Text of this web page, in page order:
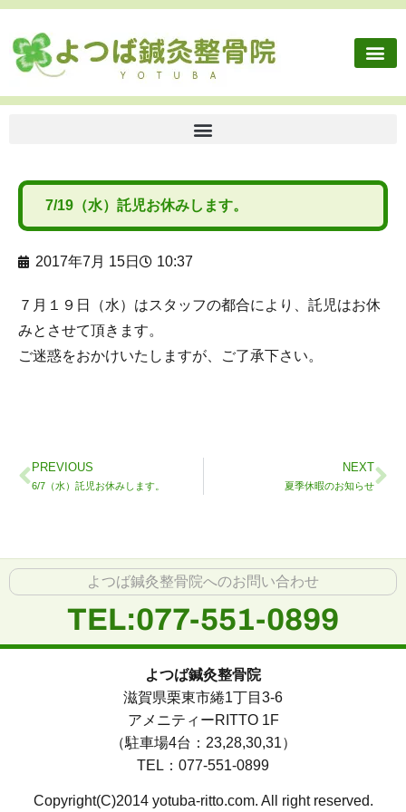
7/19（水）託児お休みします。
2017年7月 15日 10:37
７月１９日（水）はスタッフの都合により、託児はお休
みとさせて頂きます。
ご迷惑をおかけいたしますが、ご了承下さい。
PREVIOUS
6/7（水）託児お休みします。
NEXT
夏季休暇のお知らせ
よつば鍼灸整骨院へのお問い合わせ
TEL:077-551-0899
よつば鍼灸整骨院
滋賀県栗東市綣1丁目3-6
アメニティーRITTO 1F
（駐車場4台：23,28,30,31）
TEL：077-551-0899
Copyright(C)2014 yotuba-ritto.com. All right reserved.